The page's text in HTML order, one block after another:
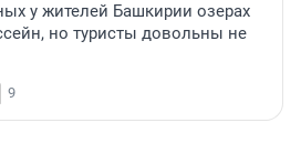
у жителей Башкирии озерах
но туристы довольны не
9